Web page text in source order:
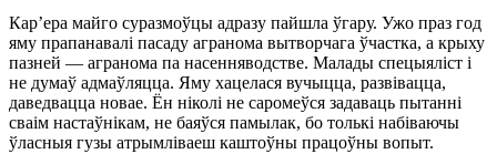
Кар’ера майго суразмоўцы адразу пайшла ўгару. Ужо праз год
яму прапанавалі пасаду агранома вытворчага ўчастка, а крыху
пазней — агранома па насенняводстве. Малады спецыяліст і
не думаў адмаўляцца. Яму хацелася вучыцца, развівацца,
даведвацца новае. Ён ніколі не саромеўся задаваць пытанні
сваім настаўнікам, не баяўся памылак, бо толькі набіваючы
ўласныя гузы атрымліваеш каштоўны працоўны вопыт.